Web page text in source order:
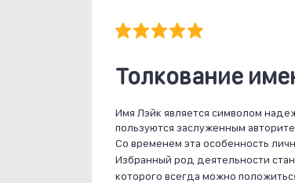
Толкование
Имя Лэйк является символом
пользуются заслуженным
Со временем эта особенность
Избранный род деятельности
которого всегда можно